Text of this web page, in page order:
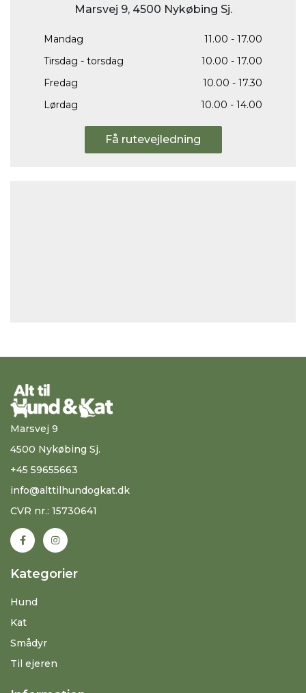
Marsvej 9, 4500 Nykøbing Sj.
Mandag
11.00 - 17.00
Tirsdag - torsdag
10.00 - 17.00
Fredag
10.00 - 17.30
Lørdag
10.00 - 14.00
Få rutevejledning
Marsvej 9
4500 Nykøbing Sj.
+45 59655663
info@alttilhundogkat.dk
CVR nr.: 15730641
Kategorier
Hund
Kat
Smådyr
Til ejeren